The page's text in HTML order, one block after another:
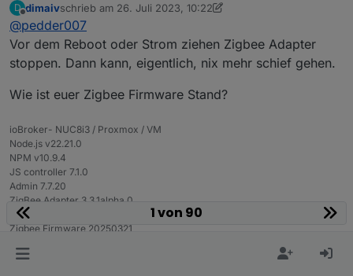
grundsätzlich einen HW Reset machen.
@
schlimmeres passieren kann. Was wäre das denn?
Also z. B. kann ein Stromausfall ja auch jederzeit
passieren. Wäre natürlich schlecht, wenn dann z.
angelernten Devices fort wären 🤔
D
Offline
dimaivschrieb am 26. Juli 2023, 10:22
zuletzt editiert von dimaiv
@pedder007
Vor dem Reboot oder Strom ziehen Zigbee Adapter
stoppen. Dann kann, eigentlich, nix mehr schief gehen.
Wie ist euer Zigbee Firmware Stand?
ioBroker- NUC8i3 / Proxmox / VM
Node.js v22.21.0
NPM v10.9.4
JS controller 7.1.0
Admin 7.7.20
ZigBee Adapter 3.3.1alpha.0
Zigbee LAN Gateway CC2652P
Zigbee Firmware 20250321
T
1 von 90